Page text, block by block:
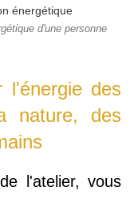
d'une personne
l'énergie des
nature, des
l'atelier, vous